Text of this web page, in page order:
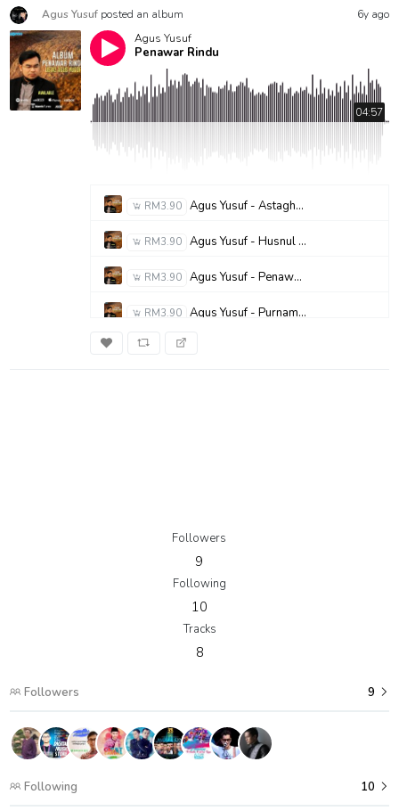
Agus Yusuf posted an album
6y ago
Agus Yusuf
Penawar Rindu
04:57
RM3.90 Agus Yusuf - Astaghfirullah Rabbal Baroya
RM3.90 Agus Yusuf - Husnul Khatimah
RM3.90 Agus Yusuf - Penawar Rindu
RM3.90 Agus Yusuf - Purnama Terindah
RM3.90
Followers
9
Following
10
Tracks
8
Followers 9
Following 10